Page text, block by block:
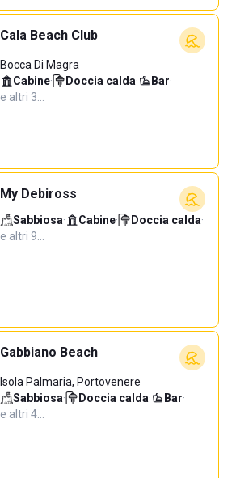
Cala Beach Club
Bocca Di Magra
Cabine· Doccia calda· Bar·
e altri 3…
My Debiross
Sabbiosa· Cabine· Doccia calda·
e altri 9…
Gabbiano Beach
Isola Palmaria, Portovenere
Sabbiosa· Doccia calda· Bar·
e altri 4…